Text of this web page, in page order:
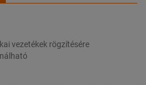
vezetékek rögzítésére